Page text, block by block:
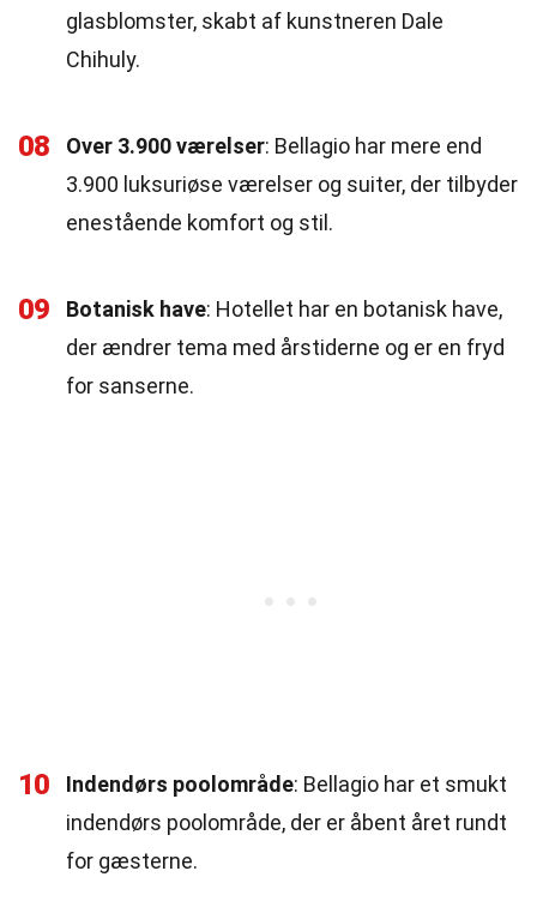
glasblomster, skabt af kunstneren Dale
Chihuly.
08 Over 3.900 værelser: Bellagio har mere end
3.900 luksuriøse værelser og suiter, der tilbyder
enestående komfort og stil.
09 Botanisk have: Hotellet har en botanisk have,
der ændrer tema med årstiderne og er en fryd
for sanserne.
10 Indendørs poolområde: Bellagio har et smukt
indendørs poolområde, der er åbent året rundt
for gæsterne.